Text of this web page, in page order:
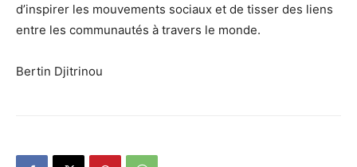
d’inspirer les mouvements sociaux et de tisser des liens
entre les communautés à travers le monde.
Bertin Djitrinou